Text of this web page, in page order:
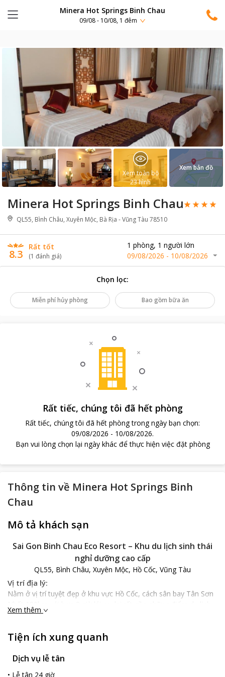
Minera Hot Springs Binh Chau
09/08 - 10/08, 1 đêm
Minera Hot Springs Binh Chau
QL55, Bình Châu, Xuyên Mộc, Bà Rịa - Vũng Tàu 78510
8.3
Rất tốt
(1 đánh giá)
1 phòng, 1 người lớn
09/08/2026 - 10/08/2026
Xem toàn bộ
23hình
Xem bản đồ
Chọn lọc:
Miễn phí hủy phòng Bao gồm bữa ăn
Rất tiếc, chúng tôi đã hết phòng
Rất tiếc, chúng tôi đã hết phòng trong ngày bạn chọn:
09/08/2026 - 10/08/2026.
Bạn vui lòng chọn lại ngày khác để thực hiện việc đặt phòng
Thông tin về Minera Hot Springs Binh
Chau
Mô tả khách sạn
Sai Gon Binh Chau Eco Resort – Khu du lịch sinh thái
nghỉ dưỡng cao cấp
QL55, Bình Châu, Xuyên Mộc, Hồ Cốc, Vũng Tàu
Vị trí địa lý:
Nằm ở vị trí tuyệt đẹp ở khu vực Hồ Cốc, cách sân bay Tân Sơn
nổi tiếng tại Vũng Tàu,
biển này.
Sai Gon Binh Chau Eco Resort
sao, là khu du lịch sinh thái nghỉ dưỡng cao cấp mang dáng vẻ
Xem thêm
Tiện ích xung quanh
Dịch vụ lễ tân
• Lễ tân 24 giờ